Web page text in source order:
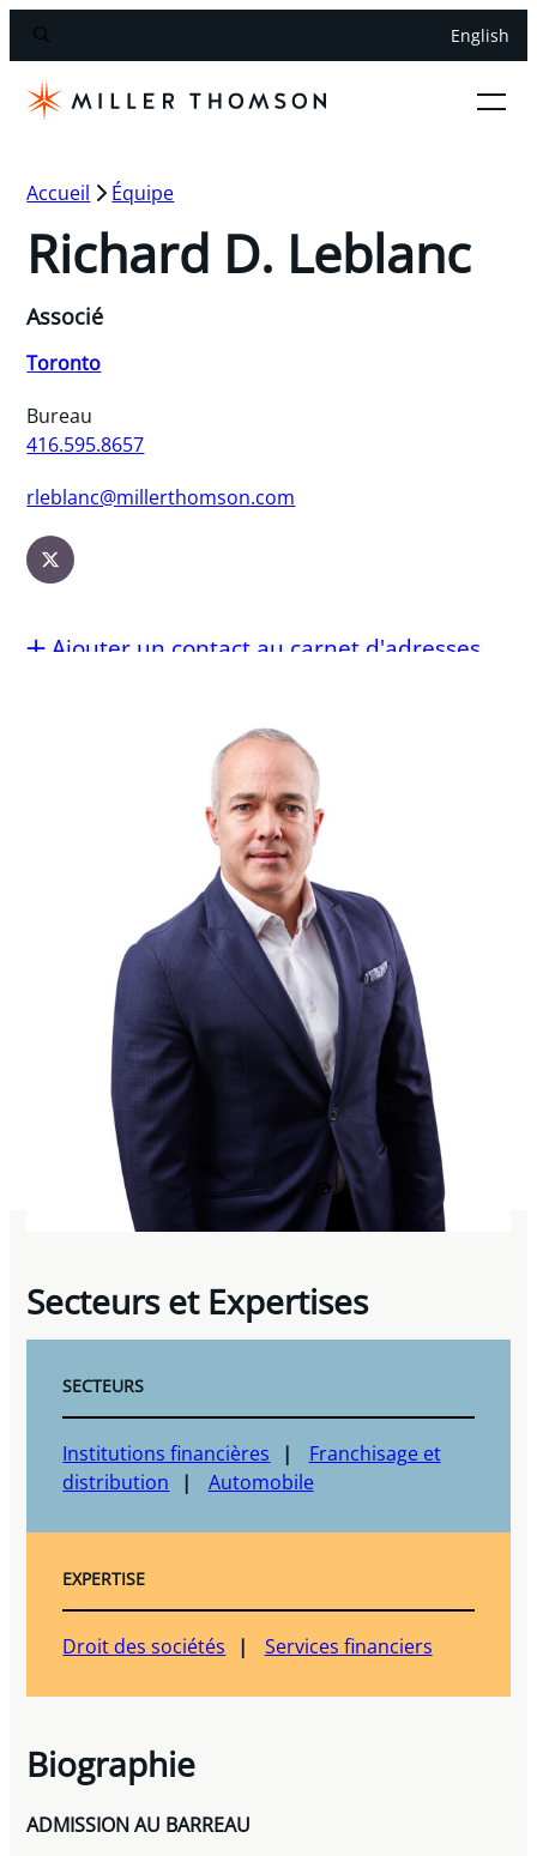
English
Accueil Équipe
Richard D. Leblanc
Associé
Toronto
Bureau
416.595.8657
rleblanc@millerthomson.com
Ajouter un contact au carnet d'adresses
Secteurs et Expertises
SECTEURS
Institutions financières
Franchisage et
distribution
Automobile
EXPERTISE
Droit des sociétés Services financiers
Biographie
ADMISSION AU BARREAU